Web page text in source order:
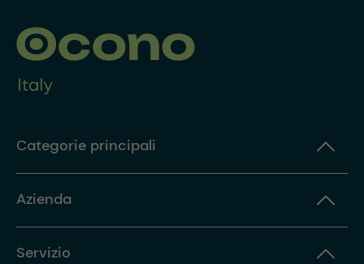
Categorie principali
Azienda
Servizio